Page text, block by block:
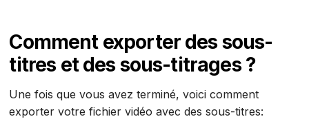
Comment exporter des sous-
titres et des sous-titrages ?
Une fois que vous avez terminé, voici comment
exporter votre fichier vidéo avec des sous-titres: